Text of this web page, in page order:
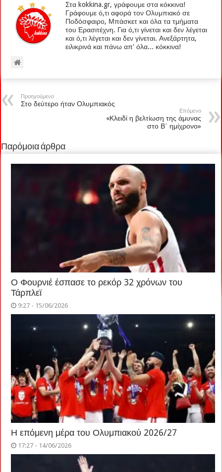
Στα kokkina.gr, γράφουμε στα κόκκινα!
Γράφουμε ό,τι αφορά τον Ολυμπιακό σε
Ποδόσφαιρο, Μπάσκετ και όλα τα τμήματα
του Ερασιτέχνη. Για ό,τι γίνεται και δεν λέγεται
και ό,τι λέγεται και δεν γίνεται. Ανεξάρτητα,
ειλικρινά και πάνω απ' όλα... κόκκινα!
Προηγούμενο
Στο δεύτερο ήταν Ολυμπιακός
Επόμενο
«Κλειδί η βελτίωση της άμυνας
στο Β΄ ημίχρονο»
Παρόμοια άρθρα
Ο Φουρνιέ έσπασε το ρεκόρ 32 χρόνων του
Τάρπλεϊ
9:27 - 15/06/2026
Η επόμενη μέρα του Ολυμπιακού 2026/27
17:27 - 14/06/2026